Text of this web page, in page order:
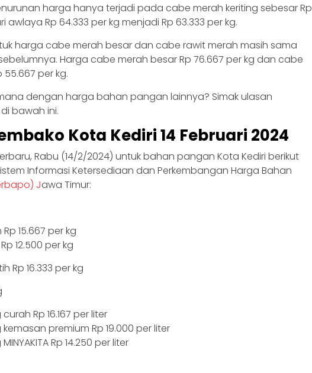
harga hanya terjadi pada cabe merah keriting sebesar Rp
awlaya Rp 64.333 per kg menjadi Rp 63.333 per kg.
harga cabe merah besar dan cabe rawit merah masih sama
Harga cabe merah besar Rp 76.667 per kg dan cabe
per kg.
dengan harga bahan pangan lainnya? Simak ulasan
bawah ini.
Kota Kediri 14 Februari 2024
Rabu (14/2/2024) untuk bahan pangan Kota Kediri berikut
Informasi Ketersediaan dan Perkembangan Harga Bahan
Jawa Timur:
15.667 per kg
12.500 per kg
Rp 16.333 per kg
Rp 16.167 per liter
premium Rp 19.000 per liter
Rp 14.250 per liter